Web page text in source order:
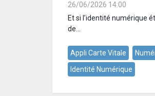
26/06/2026 14:00
Et si l’identité numérique
de...
Appli Carte Vitale
Identité Numérique